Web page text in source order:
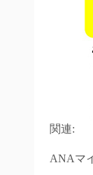
関連:
ANAマ